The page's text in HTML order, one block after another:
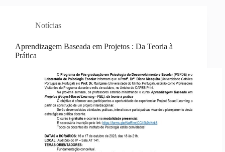
Notícias
Aprendizagem Baseada em Projetos : Da Teoria à
Prática